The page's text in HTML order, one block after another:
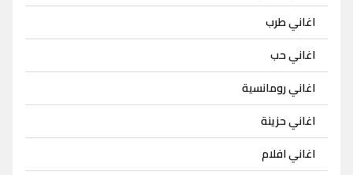
اغاني طرب
اغاني حب
اغاني رومانسية
اغاني حزينة
اغاني افلام